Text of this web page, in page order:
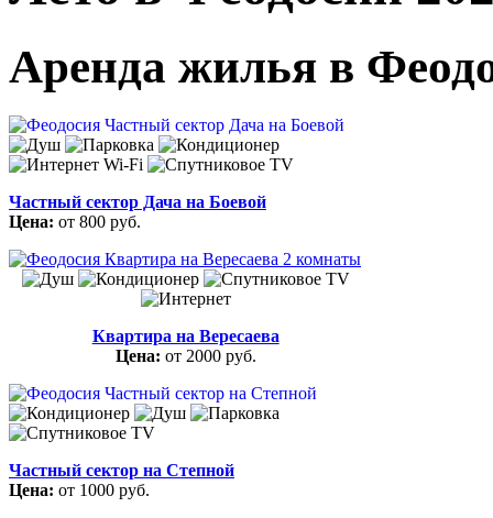
Аренда жилья в
Частный сектор Дача на Боевой
Цена: от 800 руб.
Квартира на Вересаева
Цена: от 2000 руб.
Частный сектор на Степной
Цена: от 1000 руб.